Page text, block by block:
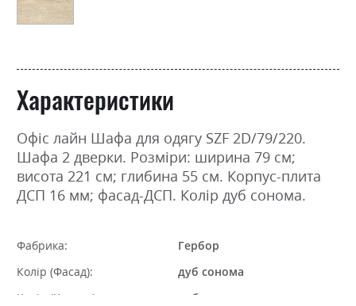
Характеристики
Офіс лайн Шафа для одягу SZF 2D/79/220.
Шафа 2 дверки. Розміри: ширина 79 см;
висота 221 см; глибина 55 см. Корпус-плита
ДСП 16 мм; фасад-ДСП. Колір дуб сонома.
Фабрика:
Гербор
Колір (Фасад):
дуб сонома
Колір (Корпус):
дуб сонома